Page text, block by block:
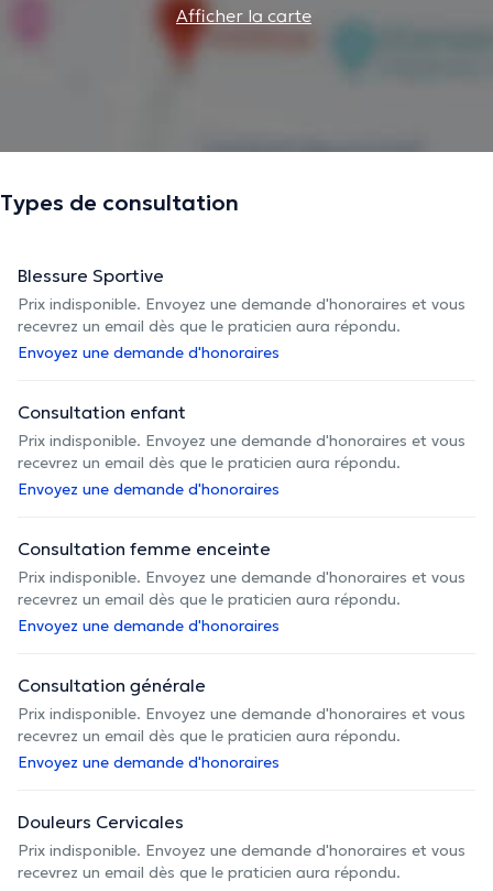
Afficher la carte
Types de consultation
Blessure Sportive
Prix indisponible. Envoyez une demande d'honoraires et vous
recevrez un email dès que le praticien aura répondu.
Envoyez une demande d'honoraires
Consultation enfant
Prix indisponible. Envoyez une demande d'honoraires et vous
recevrez un email dès que le praticien aura répondu.
Envoyez une demande d'honoraires
Consultation femme enceinte
Prix indisponible. Envoyez une demande d'honoraires et vous
recevrez un email dès que le praticien aura répondu.
Envoyez une demande d'honoraires
Consultation générale
Prix indisponible. Envoyez une demande d'honoraires et vous
recevrez un email dès que le praticien aura répondu.
Envoyez une demande d'honoraires
Douleurs Cervicales
Prix indisponible. Envoyez une demande d'honoraires et vous
recevrez un email dès que le praticien aura répondu.